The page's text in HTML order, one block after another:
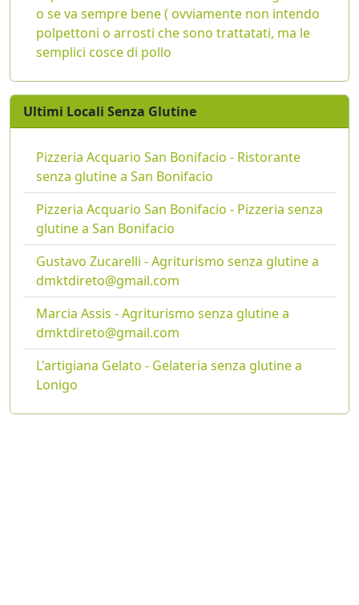
o se va sempre bene ( ovviamente non intendo
polpettoni o arrosti che sono trattatati, ma le
semplici cosce di pollo
Ultimi Locali Senza Glutine
Pizzeria Acquario San Bonifacio - Ristorante
senza glutine a San Bonifacio
Pizzeria Acquario San Bonifacio - Pizzeria senza
glutine a San Bonifacio
Gustavo Zucarelli - Agriturismo senza glutine a
dmktdireto@gmail.com
Marcia Assis - Agriturismo senza glutine a
dmktdireto@gmail.com
L'artigiana Gelato - Gelateria senza glutine a
Lonigo